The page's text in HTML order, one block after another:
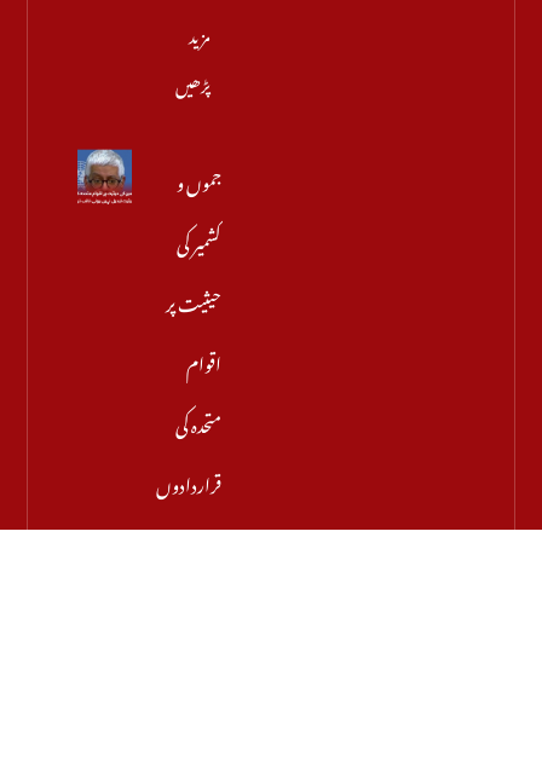
مزید
پڑھیں
جموں و
کشمیر کی
حیثیت پر
اقوام
متحدہ کی
قراردادوں
کی قانونی